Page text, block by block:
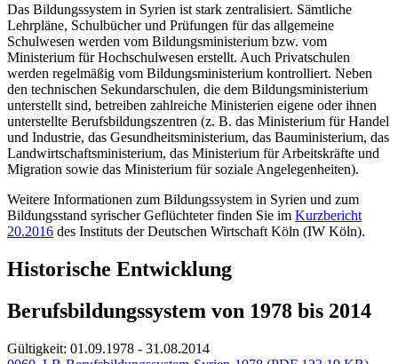
Das Bildungssystem in Syrien ist stark zentralisiert. Sämtliche
Lehrpläne, Schulbücher und Prüfungen für das allgemeine
Schulwesen werden vom Bildungsministerium bzw. vom
Ministerium für Hochschulwesen erstellt. Auch Privatschulen
werden regelmäßig vom Bildungsministerium kontrolliert. Neben
den technischen Sekundarschulen, die dem Bildungsministerium
unterstellt sind, betreiben zahlreiche Ministerien eigene oder ihnen
unterstellte Berufsbildungszentren (z. B. das Ministerium für Handel
und Industrie, das Gesundheitsministerium, das Bauministerium, das
Landwirtschaftsministerium, das Ministerium für Arbeitskräfte und
Migration sowie das Ministerium für soziale Angelegenheiten).
Weitere Informationen zum Bildungssystem in Syrien und zum
Bildungsstand syrischer Geflüchteter finden Sie im Kurzbericht
20.2016 des Instituts der Deutschen Wirtschaft Köln (IW Köln).
Historische Entwicklung
Berufsbildungssystem von 1978 bis 2014
Gültigkeit: 01.09.1978 - 31.08.2014